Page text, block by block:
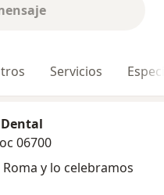
Servicios
Dental
06700
y lo celebramos